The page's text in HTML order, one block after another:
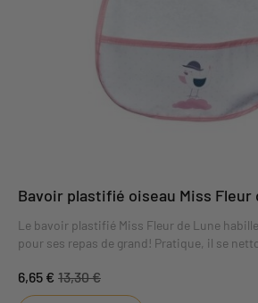
Bavoir plastifié oiseau Miss Fleur
Le bavoir plastifié Miss Fleur de Lune
pour ses repas de grand! Pratique, il se
6,65 € 13,30 €